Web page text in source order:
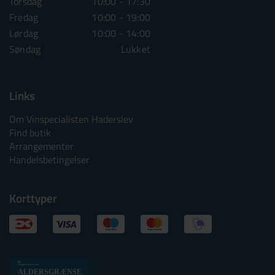
Fredag
10:00 - 19:00
Lørdag
10:00 - 14:00
Søndag
Lukket
Links
Om Vinspecialisten Haderslev
Find butik
Arrangementer
Handelsbetingelser
Korttyper
ALDERSGRÆNSE